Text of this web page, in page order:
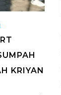
KRIYAN